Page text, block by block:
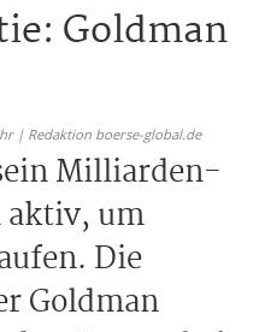
Goldman
| Redaktion boerse-global.de
Milliarden-
um
Die
Goldman